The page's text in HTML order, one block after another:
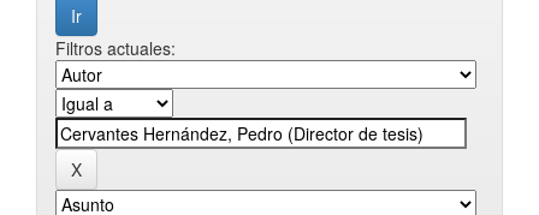
Filtros actuales: